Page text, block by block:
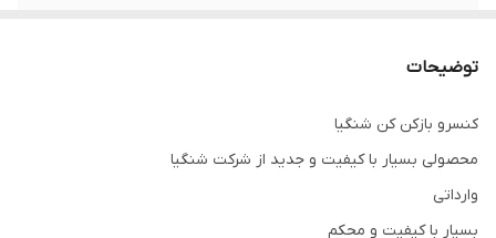
توضیحات
کنسرو بازکن کن شنگیا
محصولی بسیار با کیفیت و جدید از شرکت شنگیا
وارداتی
بسیار با کیفیت و محکم